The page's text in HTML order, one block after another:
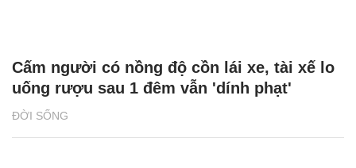
ĐỜI SỐNG
Cấm người có nồng độ cồn lái xe, tài xế lo
uống rượu sau 1 đêm vẫn 'dính phạt'